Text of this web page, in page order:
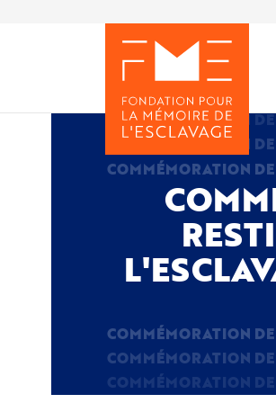
Toggle
menu